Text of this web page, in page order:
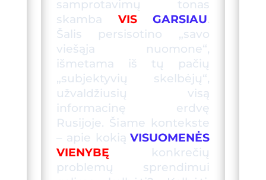
samprotavimų tonas
skamba VIS GARSIAU.
Šalis persisotino „savo
viešąja nuomone“,
išmetama iš tų pačių
„subjektyvių skelbėjų“,
užvaldžiusių visą
informacinę erdvę
Rusijoje. Šiame kontekste
– apie kokią VISUOMENĖS
VIENYBĘ konkrečių
problemų sprendimui